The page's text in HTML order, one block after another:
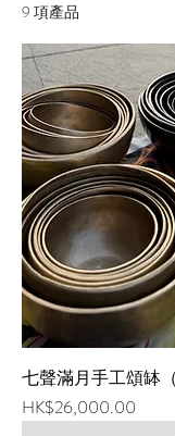
款時，備註順豐到
開放時間親臨領取
singingbowl.hk/contact 送貨政策 所有
在付款後，將於三
為順豐速運），請
有問題，請盡快聯絡我們。
常歡迎您光臨「悠
稱本網站），為了
網站的各項服務與
本網站的隱私權保
權益，請您詳閱下列內容：
保護政策的適用範
容，包括本網站如
保護政策不適用於
結網站，也不適用
9 項產品
七聲滿月手工頌缽
價格
HK$26,000.00